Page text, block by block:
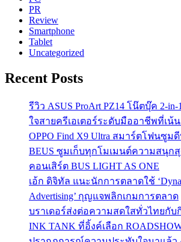
PR
Review
Smartphone
Tablet
Uncategorized
Recent Posts
รีวิว ASUS ProArt PZ14 โน๊ตบุ๊ค 2-
ใจสายครีเอเตอร์ระดับมืออาชีพที่เน้
OPPO Find X9 Ultra สมาร์ตโฟนซู
BEUS ซูมเก็บทุกโมเมนต์ความสนุก
คอนเสิร์ต BUS LIGHT AS ONE
เอ้ก ดิจิทัล แนะนักการตลาดใช้
Advertising’ กุญแจพลิกเกมการตลาด
บราเดอร์ส่งต่อความสดใสทั่วไทยกับ
INK TANK ที่อิ้งค์เลือก